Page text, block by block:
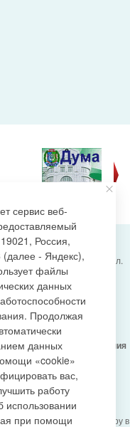
поселения Излучинск, ул.
Нижневартовский
округ-Югра
www.gp-izluchinsk.ru
городского поселения
Денис Ярославович
13-77 , e-mail:
www.gp-izluchinsk.ru
службой по надзору в
сервис веб-
Россия,
(далее - Яндекс),
файлы
данных
Продолжая
данных
«cookie»
вас,
работу
при помощи